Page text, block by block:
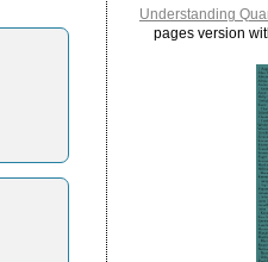
Understanding
pages version